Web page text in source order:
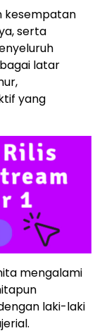
kesempatan
serta
latar
yang
mengalami
laki-laki